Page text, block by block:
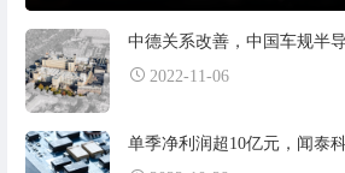
中德关系改善，中国车规半
2022-11-06
单季净利润超10亿元，闻泰